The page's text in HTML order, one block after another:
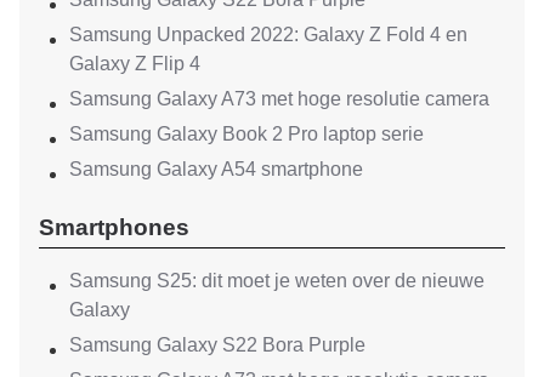
Samsung Unpacked 2022: Galaxy Z Fold 4 en
Galaxy Z Flip 4
Samsung Galaxy A73 met hoge resolutie camera
Samsung Galaxy Book 2 Pro laptop serie
Samsung Galaxy A54 smartphone
Smartphones
Samsung S25: dit moet je weten over de nieuwe
Galaxy
Samsung Galaxy S22 Bora Purple